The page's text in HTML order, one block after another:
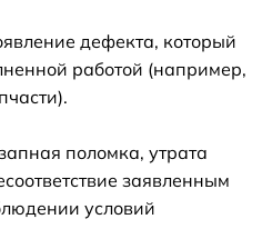
дефекта, который
работой (например,
поломка, утрата
заявленным
условий